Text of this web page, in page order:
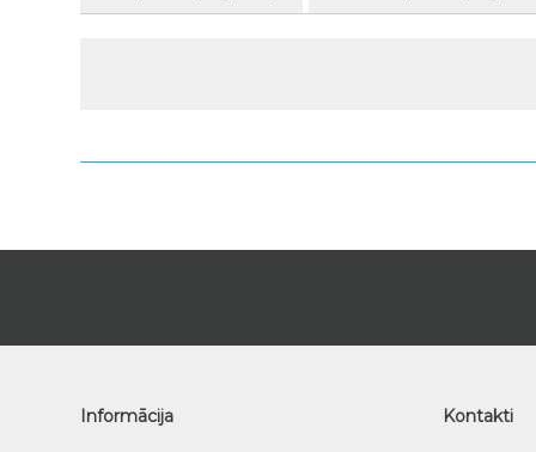
Informācija Kontakti